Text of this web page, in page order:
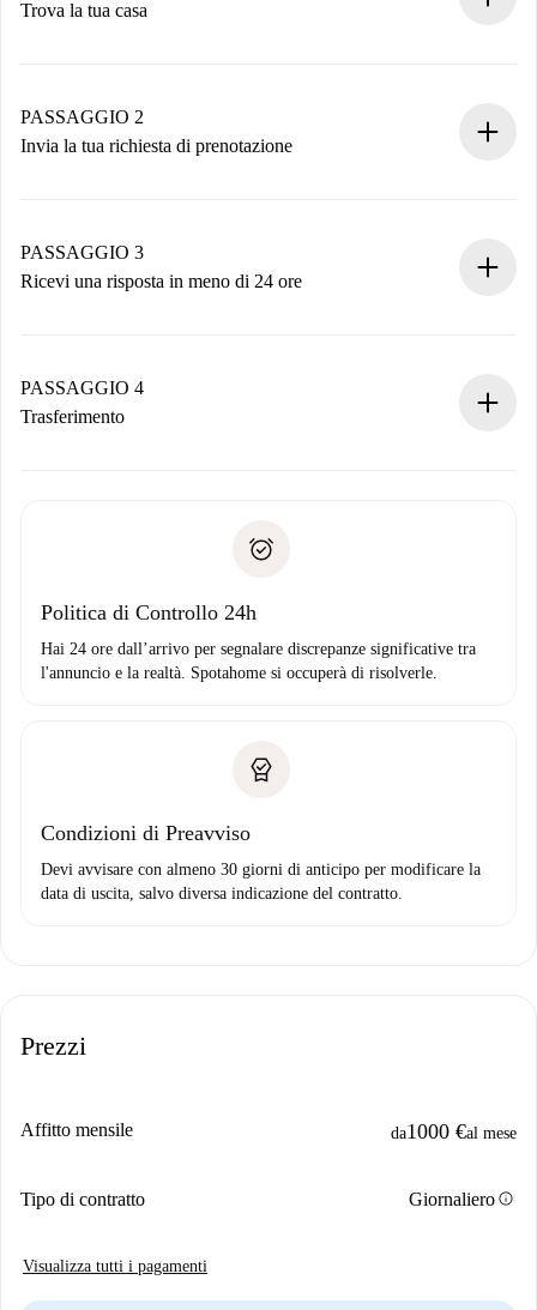
Trova la tua casa
Hai tutte le informazioni necessarie in anticipo.
PASSAGGIO 2
Invia la tua richiesta di prenotazione
non accetta.
PASSAGGIO 3
Ricevi una risposta in meno di 24 ore
contatto con il proprietario.
Se rifiutata: non ti addebiteremo nulla e ti proporremo
Domiciliazione del pagamento
PASSAGGIO 4
Trasferimento
solo se non segnali problemi.
Politica di Controllo 24h
Hai 24 ore dall’arrivo per segnalare discrepanze significative tra
l'annuncio e la realtà. Spotahome si occuperà di risolverle.
Condizioni di Preavviso
Devi avvisare con almeno 30 giorni di anticipo per modificare la
data di uscita, salvo diversa indicazione del contratto.
Prezzi
Affitto mensile da1000 €al mese
Tipo di contratto Giornalieroinfo
Visualizza tutti i pagamenti